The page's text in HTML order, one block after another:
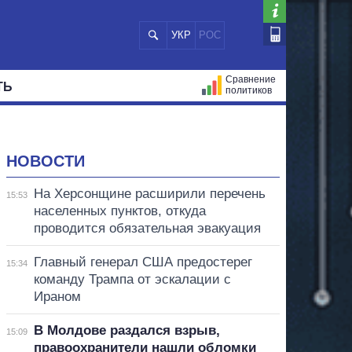
УКР РОС
Сравнение
политиков
НОВОСТИ
15:53
На Херсонщине расширили перечень
населенных пунктов, откуда
проводится обязательная эвакуация
15:34
Главный генерал США предостерег
команду Трампа от эскалации с
Ираном
15:09
В Молдове раздался взрыв,
правоохранители нашли обломки